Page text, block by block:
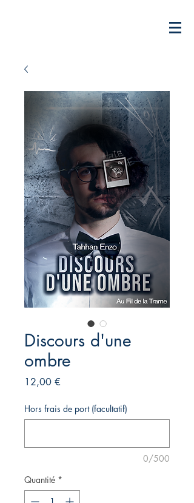
Discours d'une
ombre
12,00 €
Hors frais de port (facultatif)
0/500
Quantité *